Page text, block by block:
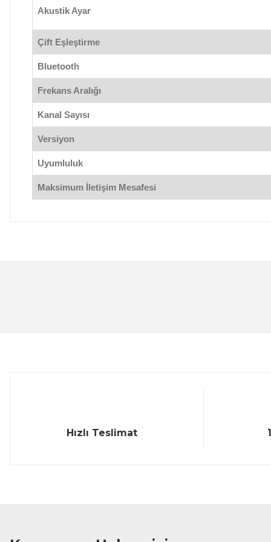
Akustik Ayar
Çift Eşleştirme
Bluetooth
Frekans Aralığı
Kanal Sayısı
Versiyon
Uyumluluk
Maksimum İletişim Mesafesi
Hızlı Teslimat